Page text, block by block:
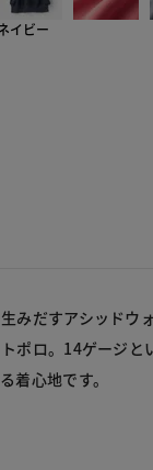
イビー
みだすアシッドウ
ポロ。14ゲージと
着心地です。